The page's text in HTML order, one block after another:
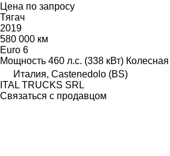
Цена по запросу
Тягач
2019
580 000 км
Euro 6
Мощность 460 л.с. (338 кВт)
Италия, Castenedolo (BS)
ITAL TRUCKS SRL
Связаться с продавцом